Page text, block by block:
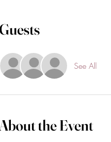
See All
the Event